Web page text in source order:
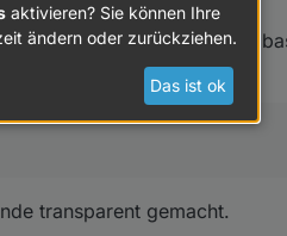
nächsten Leerung ist ein
transparent gemacht.
aktivieren? Sie können Ihre
ändern oder zurückziehen.
Das ist ok